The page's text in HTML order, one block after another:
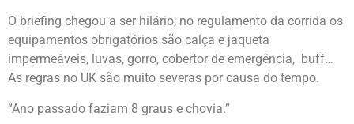
O briefing chegou a ser hilário; no regulamento da corrida os
equipamentos obrigatórios são calça e jaqueta
impermeáveis, luvas, gorro, cobertor de emergência, buff…
As regras no UK são muito severas por causa do tempo.
“Ano passado faziam 8 graus e chovia.”